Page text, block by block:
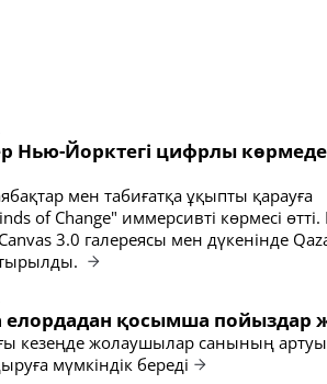
Нью-Йорктегі цифрлы көрмеде
мен табиғатқа ұқыпты қарауға
of Change" иммерсивті көрмесі
3.0 галереясы мен дүкенінде
қосымша пойыздар
кезеңде жолаушылар санының
мүмкіндік береді